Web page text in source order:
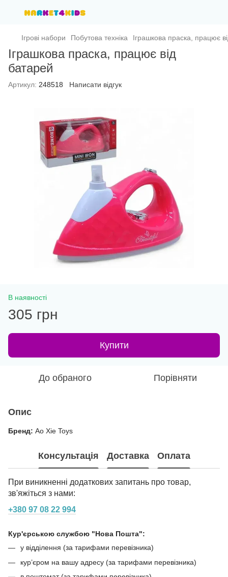
Ігрові набори Побутова техніка Іграшкова праска, працює
Іграшкова праска, працює від
батарей
Артикул: 248518 Написати відгук
В наявності
305 грн
Купити
До обраного Порівняти
Опис
Бренд: Ao Xie Toys
Консультація Доставка Оплата
При виникненні додаткових запитань про товар,
зв'яжіться з нами:
+380 97 08 22 994
Кур'єрською службою "Нова Пошта":
у відділення (за тарифами перевізника)
кур’єром на вашу адресу (за тарифами перевізника)